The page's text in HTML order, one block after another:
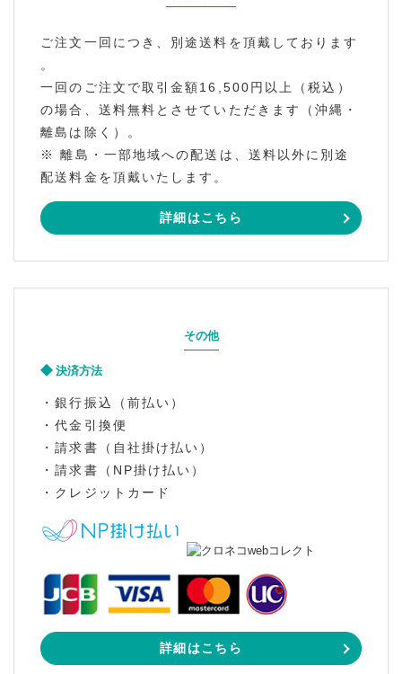
ご注文一回につき、別途送料を頂戴しております
。
一回のご注文で取引金額16,500円以上（税込）
の場合、送料無料とさせていただきます（沖縄・
離島は除く）。
※ 離島・一部地域への配送は、送料以外に別途
配送料金を頂戴いたします。
詳細はこちら
その他
決済方法
・銀行振込（前払い）
・代金引換便
・請求書（自社掛け払い）
・請求書（NP掛け払い）
・クレジットカード
詳細はこちら